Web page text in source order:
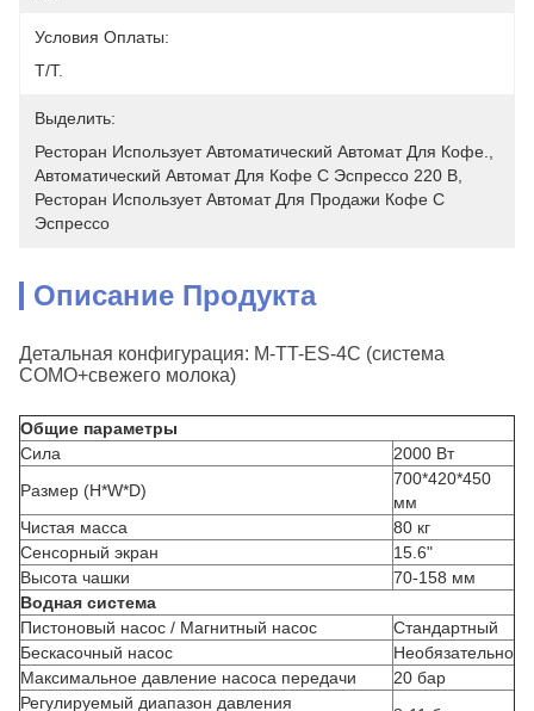
Условия Оплаты:
T/T.
Выделить:
Ресторан Использует Автоматический Автомат Для Кофе.
Автоматический Автомат Для Кофе С Эспрессо 220 В
Ресторан Использует Автомат Для Продажи Кофе С
Эспрессо
Описание Продукта
Детальная конфигурация: M-TT-ES-4C (система
COMO+свежего молока)
Общие параметры
Сила
2000 Вт
Размер (H*W*D)
700*420*450
мм
Чистая масса
80 кг
Сенсорный экран
15.6"
Высота чашки
70-158 мм
Водная система
Пистоновый насос / Магнитный насос
Стандартный
Бескасочный насос
Необязательно
Максимальное давление насоса передачи
20 бар
Регулируемый диапазон давления